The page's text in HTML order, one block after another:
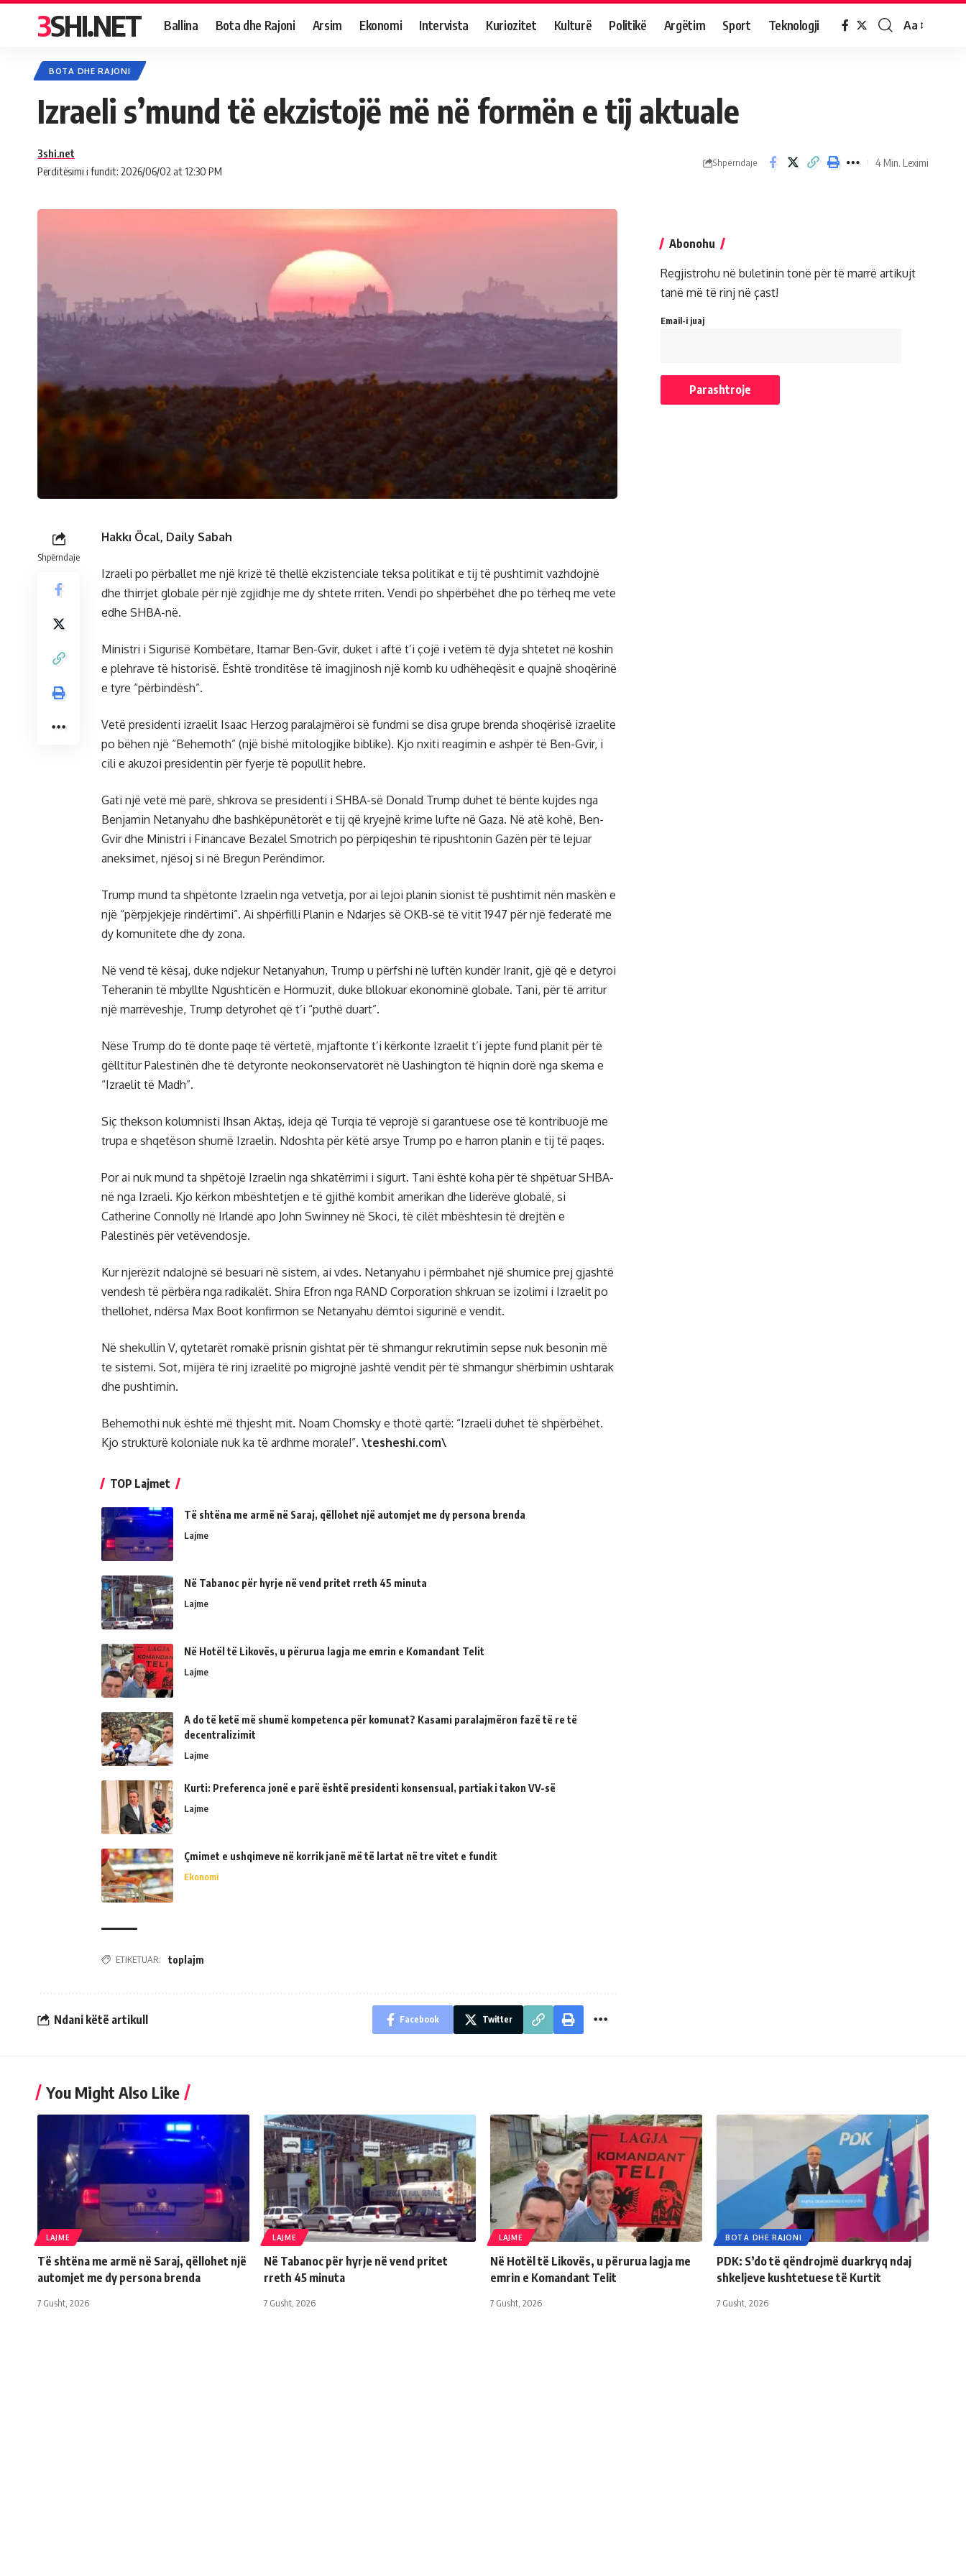
3SHI.NET Ballina Bota dhe Rajoni Arsim Ekonomi Intervista Kuriozitet Kulturë Politikë Argëtim Sport Teknologji Aa
BOTA DHE RAJONI
Izraeli s’mund të ekzistojë më në formën e tij aktuale
Përditësimi i fundit: 2026/06/02 at 12:30 PM
3shi.net
Shpërndaje 4 Min. Leximi
Shpërndaje
Hakkı Öcal, Daily Sabah
Izraeli po përballet me një krizë të thellë ekzistenciale teksa politikat e tij të pushtimit vazhdojnë
dhe thirrjet globale për një zgjidhje me dy shtete rriten. Vendi po shpërbëhet dhe po tërheq me vete
edhe SHBA-në.
Ministri i Sigurisë Kombëtare, Itamar Ben-Gvir, duket i aftë t’i çojë i vetëm të dyja shtetet në koshin
e plehrave të historisë. Është tronditëse të imagjinosh një komb ku udhëheqësit e quajnë shoqërinë
e tyre “përbindësh”.
Vetë presidenti izraelit Isaac Herzog paralajmëroi së fundmi se disa grupe brenda shoqërisë izraelite
po bëhen një “Behemoth” (një bishë mitologjike biblike). Kjo nxiti reagimin e ashpër të Ben-Gvir, i
cili e akuzoi presidentin për fyerje të popullit hebre.
Gati një vetë më parë, shkrova se presidenti i SHBA-së Donald Trump duhet të bënte kujdes nga
Benjamin Netanyahu dhe bashkëpunëtorët e tij që kryejnë krime lufte në Gaza. Në atë kohë, Ben-
Gvir dhe Ministri i Financave Bezalel Smotrich po përpiqeshin të ripushtonin Gazën për të lejuar
aneksimet, njësoj si në Bregun Perëndimor.
Trump mund ta shpëtonte Izraelin nga vetvetja, por ai lejoi planin sionist të pushtimit nën maskën e
një “përpjekjeje rindërtimi”. Ai shpërfilli Planin e Ndarjes së OKB-së të vitit 1947 për një federatë me
dy komunitete dhe dy zona.
Në vend të kësaj, duke ndjekur Netanyahun, Trump u përfshi në luftën kundër Iranit, gjë që e detyroi
Teheranin të mbyllte Ngushticën e Hormuzit, duke bllokuar ekonominë globale. Tani, për të arritur
një marrëveshje, Trump detyrohet që t’i “puthë duart”.
Nëse Trump do të donte paqe të vërtetë, mjaftonte t’i kërkonte Izraelit t’i jepte fund planit për të
gëlltitur Palestinën dhe të detyronte neokonservatorët në Uashington të hiqnin dorë nga skema e
“Izraelit të Madh”.
Siç thekson kolumnisti Ihsan Aktaş, ideja që Turqia të veprojë si garantuese ose të kontribuojë me
trupa e shqetëson shumë Izraelin. Ndoshta për këtë arsye Trump po e harron planin e tij të paqes.
Por ai nuk mund ta shpëtojë Izraelin nga shkatërrimi i sigurt. Tani është koha për të shpëtuar SHBA-
në nga Izraeli. Kjo kërkon mbështetjen e të gjithë kombit amerikan dhe liderëve globalë, si
Catherine Connolly në Irlandë apo John Swinney në Skoci, të cilët mbështesin të drejtën e
Palestinës për vetëvendosje.
Kur njerëzit ndalojnë së besuari në sistem, ai vdes. Netanyahu i përmbahet një shumice prej gjashtë
vendesh të përbëra nga radikalët. Shira Efron nga RAND Corporation shkruan se izolimi i Izraelit po
thellohet, ndërsa Max Boot konfirmon se Netanyahu dëmtoi sigurinë e vendit.
Në shekullin V, qytetarët romakë prisnin gishtat për të shmangur rekrutimin sepse nuk besonin më
te sistemi. Sot, mijëra të rinj izraelitë po migrojnë jashtë vendit për të shmangur shërbimin ushtarak
dhe pushtimin.
Behemothi nuk është më thjesht mit. Noam Chomsky e thotë qartë: “Izraeli duhet të shpërbëhet.
Kjo strukturë koloniale nuk ka të ardhme morale!”. \tesheshi.com\
TOP Lajmet
Të shtëna me armë në Saraj, qëllohet një automjet me dy persona brenda
Lajme
Në Tabanoc për hyrje në vend pritet rreth 45 minuta
Lajme
Në Hotël të Likovës, u përurua lagja me emrin e Komandant Telit
Lajme
A do të ketë më shumë kompetenca për komunat? Kasami paralajmëron fazë të re të
decentralizimit
Lajme
Kurti: Preferenca jonë e parë është presidenti konsensual, partiak i takon VV-së
Lajme
Çmimet e ushqimeve në korrik janë më të lartat në tre vitet e fundit
Ekonomi
ETIKETUAR: toplajm
Ndani këtë artikull Facebook Twitter
Abonohu
Regjistrohu në buletinin tonë për të marrë artikujt
tanë më të rinj në çast!
Email-i juaj
You Might Also Like
LAJME
Të shtëna me armë në Saraj, qëllohet një
automjet me dy persona brenda
7 Gusht, 2026
LAJME
Në Tabanoc për hyrje në vend pritet
rreth 45 minuta
7 Gusht, 2026
LAJME
Në Hotël të Likovës, u përurua lagja me
emrin e Komandant Telit
7 Gusht, 2026
BOTA DHE RAJONI
PDK: S’do të qëndrojmë duarkryq ndaj
shkeljeve kushtetuese të Kurtit
7 Gusht, 2026